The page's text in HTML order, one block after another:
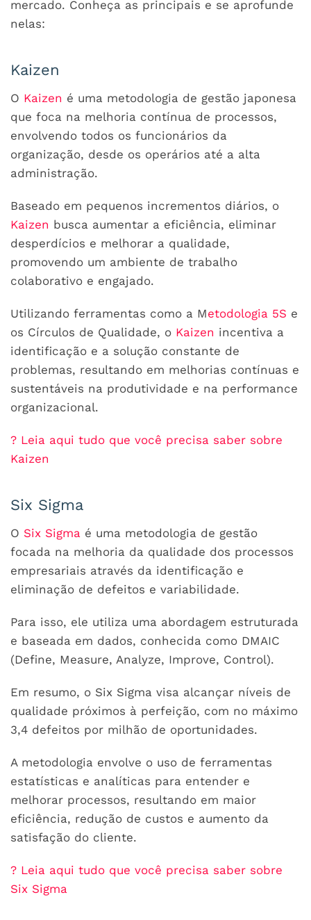
mercado. Conheça as principais e se aprofunde
nelas:
Kaizen
O Kaizen é uma metodologia de gestão japonesa
que foca na melhoria contínua de processos,
envolvendo todos os funcionários da
organização, desde os operários até a alta
administração.
Baseado em pequenos incrementos diários, o
Kaizen busca aumentar a eficiência, eliminar
desperdícios e melhorar a qualidade,
promovendo um ambiente de trabalho
colaborativo e engajado.
Utilizando ferramentas como a Metodologia 5S e
os Círculos de Qualidade, o Kaizen incentiva a
identificação e a solução constante de
problemas, resultando em melhorias contínuas e
sustentáveis na produtividade e na performance
organizacional.
? Leia aqui tudo que você precisa saber sobre
Kaizen
Six Sigma
O Six Sigma é uma metodologia de gestão
focada na melhoria da qualidade dos processos
empresariais através da identificação e
eliminação de defeitos e variabilidade.
Para isso, ele utiliza uma abordagem estruturada
e baseada em dados, conhecida como DMAIC
(Define, Measure, Analyze, Improve, Control).
Em resumo, o Six Sigma visa alcançar níveis de
qualidade próximos à perfeição, com no máximo
3,4 defeitos por milhão de oportunidades.
A metodologia envolve o uso de ferramentas
estatísticas e analíticas para entender e
melhorar processos, resultando em maior
eficiência, redução de custos e aumento da
satisfação do cliente.
? Leia aqui tudo que você precisa saber sobre
Six Sigma